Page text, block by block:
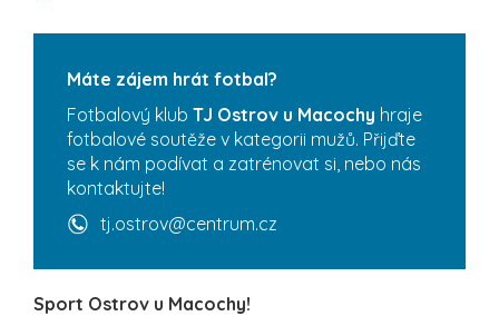
Máte zájem hrát fotbal?
Fotbalový klub TJ Ostrov u Macochy hraje
fotbalové soutěže v kategorii mužů. Přijďte
se k nám podívat a zatrénovat si, nebo nás
kontaktujte!
tj.ostrov@centrum.cz
Sport Ostrov u Macochy!